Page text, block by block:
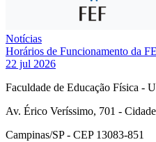
Notícias
Horários de Funcionamento da
22 jul 2026
Faculdade de Educação Física -
Av. Érico Veríssimo, 701 -
Campinas/SP - CEP 13083-851